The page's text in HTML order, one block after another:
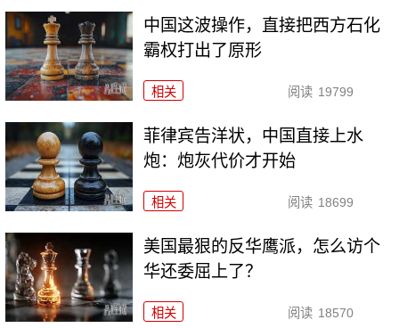
中国这波操作，直接把西方石化
霸权打出了原形
相关 阅读 19799
菲律宾告洋状，中国直接上水
炮：炮灰代价才开始
相关 阅读 18699
美国最狠的反华鹰派，怎么访个
华还委屈上了？
相关 阅读 18570